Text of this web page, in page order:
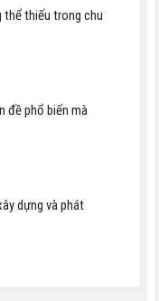
thể thiếu trong chu
đề phổ biến mà
dựng và phát